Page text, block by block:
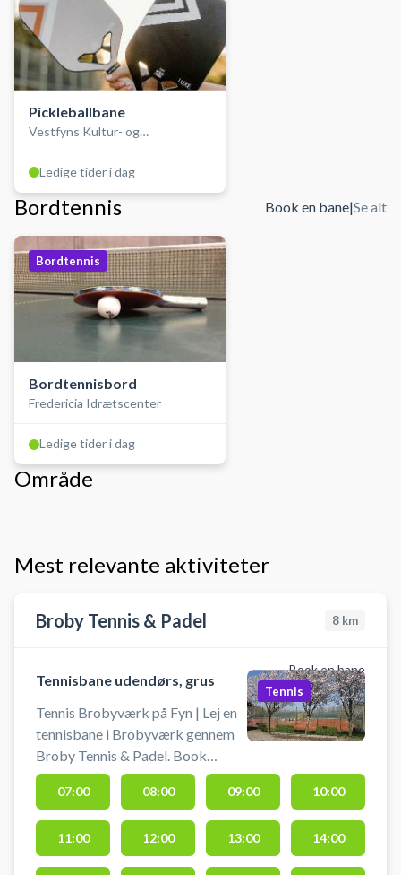
Pickleballbane
Vestfyns Kultur- og
Ledige tider i dag
Bordtennis Book en bane|Se alt
Bordtennis
Bordtennisbord
Fredericia Idrætscenter
Ledige tider i dag
Område
Mest relevante aktiviteter
Broby Tennis & Padel 8 km
Book en bane
Tennisbane udendørs, grus
Tennis Brobyværk på Fyn | Lej en
tennisbane i Brobyværk gennem
Broby Tennis & Padel. Book
tennisbane og spil tennis i
Brobyværk på udendørs grus
tennisbaner med lys i hyggelige
omgivelser på Fyn.
Tennis
07:00 08:00 09:00 10:00
11:00 12:00 13:00 14:00